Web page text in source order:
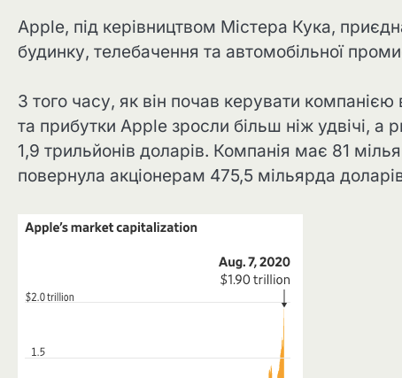
Apple, під керівництвом Містера Кука,
будинку, телебачення та автомобільної
З того часу, як він почав керувати
та прибутки Apple зросли більш ніж удвічі, а
1,9 трильйонів доларів. Компанія має 81
повернула акціонерам 475,5 мільярда